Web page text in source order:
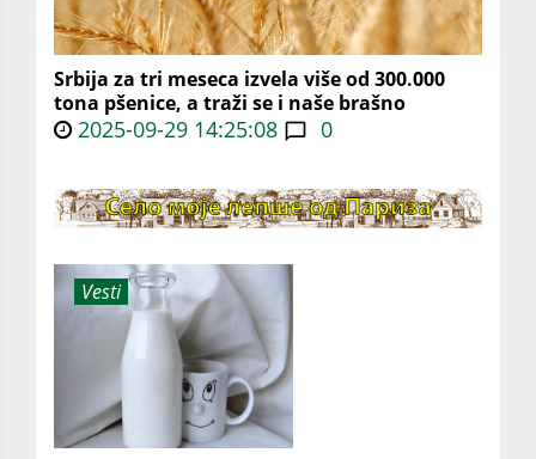
Srbija za tri meseca izvela više od 300.000
tona pšenice, a traži se i naše brašno
2025-09-29 14:25:08 0
Vesti